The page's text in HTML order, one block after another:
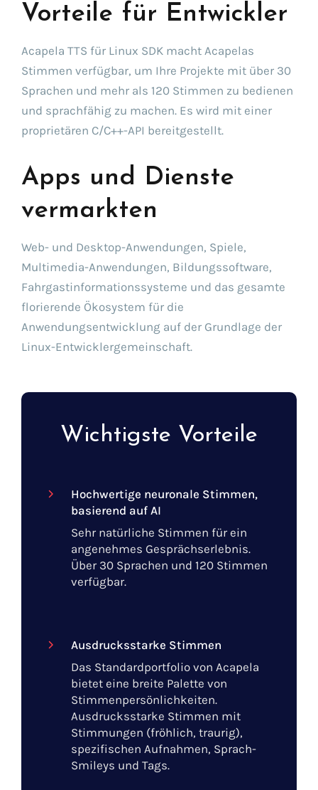
Vorteile für Entwickler
Acapela TTS für Linux SDK macht Acapelas
Stimmen verfügbar, um Ihre Projekte mit über 30
Sprachen und mehr als 120 Stimmen zu bedienen
und sprachfähig zu machen. Es wird mit einer
proprietären C/C++-API bereitgestellt.
Apps und Dienste
vermarkten
Web- und Desktop-Anwendungen, Spiele,
Multimedia-Anwendungen, Bildungssoftware,
Fahrgastinformationssysteme und das gesamte
florierende Ökosystem für die
Anwendungsentwicklung auf der Grundlage der
Linux-Entwicklergemeinschaft.
Wichtigste Vorteile
Hochwertige neuronale Stimmen,
basierend auf AI
Sehr natürliche Stimmen für ein
angenehmes Gesprächserlebnis.
Über 30 Sprachen und 120 Stimmen
verfügbar.
Ausdrucksstarke Stimmen
Das Standardportfolio von Acapela
bietet eine breite Palette von
Stimmenpersönlichkeiten.
Ausdrucksstarke Stimmen mit
Stimmungen (fröhlich, traurig),
spezifischen Aufnahmen, Sprach-
Smileys und Tags.